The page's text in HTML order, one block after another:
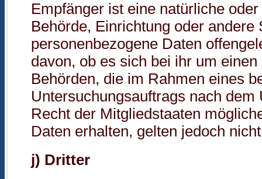
Empfänger ist eine natürliche
Behörde, Einrichtung oder andere
personenbezogene Daten
davon, ob es sich bei ihr um
Behörden, die im Rahmen eines
Untersuchungsauftrags nach
Recht der Mitgliedstaaten
Daten erhalten, gelten jedoch
j) Dritter